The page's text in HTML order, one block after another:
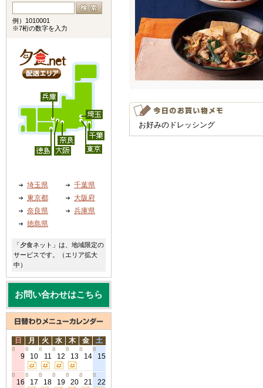
お好みのドレッシング
例）1010001
※7桁の数字を入力
埼玉県
千葉県
東京都
大阪府
奈良県
兵庫県
徳島県
「夕食ネット」は、地域限定の
サービスです。（エリア拡大
中）
お問い合わせはこちら
日 月 火 水 木 金 土
8
9
8
10
8
11
8
12
8
13
8
14
8
15
8
16
8
17
8
18
8
19
8
20
8
21
8
22